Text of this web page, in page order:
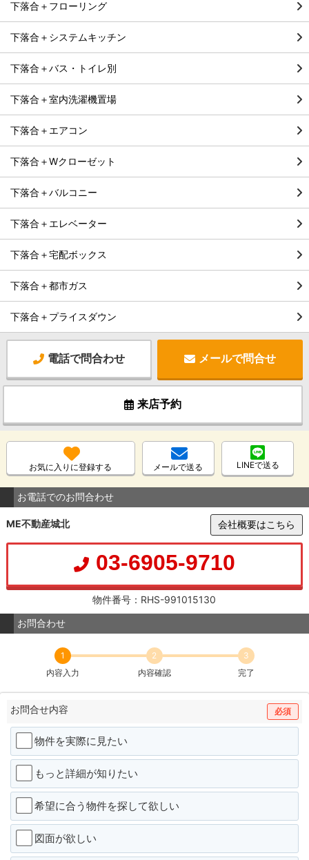
下落合＋フローリング
下落合＋システムキッチン
下落合＋バス・トイレ別
下落合＋室内洗濯機置場
下落合＋エアコン
下落合＋Wクローゼット
下落合＋バルコニー
下落合＋エレベーター
下落合＋宅配ボックス
下落合＋都市ガス
下落合＋プライスダウン
電話で問合わせ メールで問合せ
来店予約
お気に入りに登録する メールで送る LINEで送る
お電話でのお問合わせ
ME不動産城北 会社概要はこちら
03-6905-9710
物件番号：RHS-991015130
お問合わせ
1
内容入力
2
内容確認
3
完了
お問合せ内容 必須
物件を実際に見たい
もっと詳細が知りたい
希望に合う物件を探して欲しい
図面が欲しい